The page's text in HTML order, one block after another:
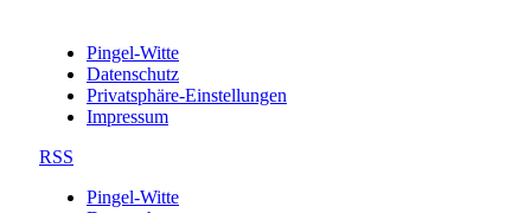
Pingel-Witte
Datenschutz
Privatsphäre-Einstellungen
Impressum
RSS
Pingel-Witte